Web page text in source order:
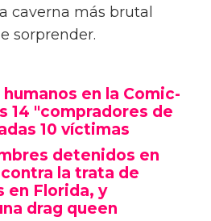
caverna más brutal
sorprender.
en la Comic-
14 "compradores de
10 víctimas
detenidos en
la trata de
en Florida, y
drag queen